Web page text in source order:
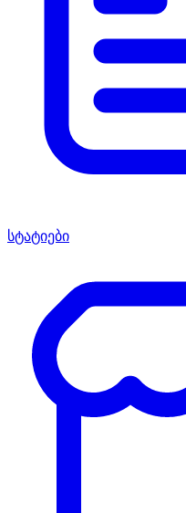
სტატიები